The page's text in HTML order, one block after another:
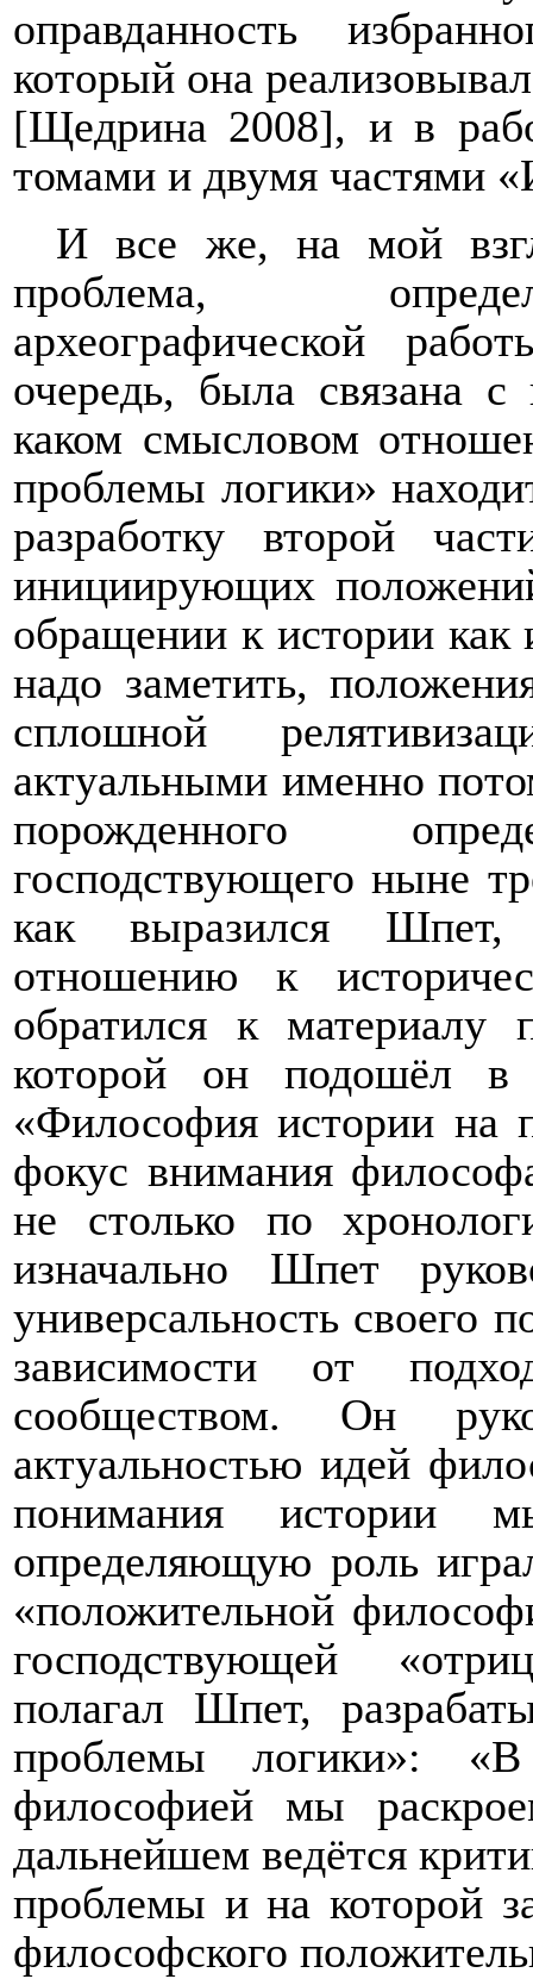
оправданность
который она
[Щедрина 2008], и в
томами и двумя частями
И все же, на мой
проблема,
археографической
очередь, была связана
каком смысловом
проблемы логики»
разработку второй
инициирующих
обращении к истории
надо заметить,
сплошной
актуальными именно
порожденного
господствующего ныне
как выразился Шпет,
отношению к
обратился к материалу
которой он подошёл
«Философия истории на
фокус внимания
не столько по
изначально Шпет
универсальность своего
зависимости от
сообществом. Он
актуальностью идей
понимания истории
определяющую роль
«положительной
господствующей
полагал Шпет,
проблемы логики»: «В
философией мы
дальнейшем ведётся
проблемы и на которой
философского